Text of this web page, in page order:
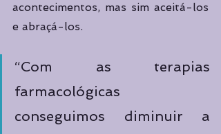
acontecimentos, mas sim aceitá-los
e abraçá-los.
“Com as terapias
farmacológicas
conseguimos diminuir a